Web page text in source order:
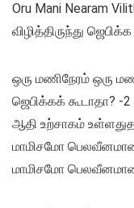
Oru Mani Nearam
விழித்திருந்து ஜெபிக்க
ஒரு மணிநேரம் ஒரு
ஜெபிக்கக் கூடாதா? -2
ஆதி உற்சாகம்
மாமிசமோ
மாமிசமோ